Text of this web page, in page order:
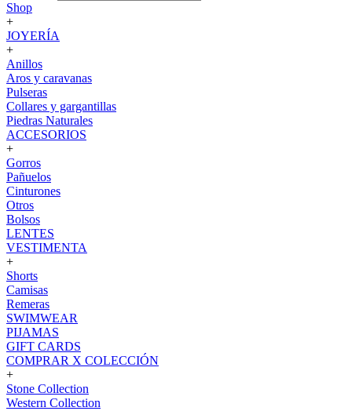
Shop
+
JOYERÍA
+
Anillos
Aros y caravanas
Pulseras
Collares y gargantillas
Piedras Naturales
ACCESORIOS
+
Gorros
Pañuelos
Cinturones
Otros
Bolsos
LENTES
VESTIMENTA
+
Shorts
Camisas
Remeras
SWIMWEAR
PIJAMAS
GIFT CARDS
COMPRAR X COLECCIÓN
+
Stone Collection
Western Collection